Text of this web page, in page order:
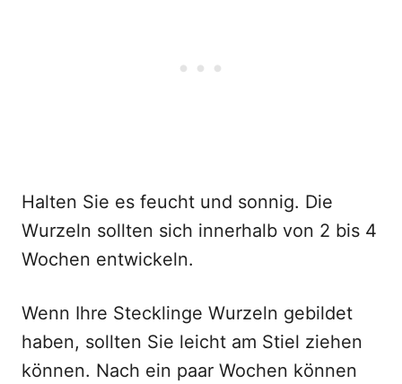
Halten Sie es feucht und sonnig. Die
Wurzeln sollten sich innerhalb von 2 bis 4
Wochen entwickeln.
Wenn Ihre Stecklinge Wurzeln gebildet
haben, sollten Sie leicht am Stiel ziehen
können. Nach ein paar Wochen können